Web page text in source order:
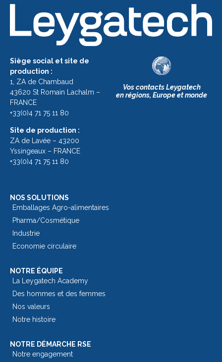
Siège social et site de
production :
1, ZA de Chambaud
43620 St Romain Lachalm –
FRANCE
+33(0)4 71 75 11 80
Site de production :
ZA de Lavée – 43200
Yssingeaux – FRANCE
+33(0)4 71 75 11 80
Vos contacts Leygatech
en régions, Europe et monde
NOS SOLUTIONS
Emballages Agro-alimentaires
Pharma/Cosmétique
Industrie
Economie circulaire
NOTRE ÉQUIPE
La Leygatech Academy
Des hommes et des femmes
Nos valeurs
Notre histoire
NOTRE DÉMARCHE RSE
Notre engagement